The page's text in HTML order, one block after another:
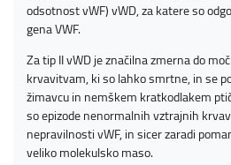
odsotnost vWF) vWD, za katere so
gena VWF.
Za tip II vWD je značilna zmerna do
krvavitvam, ki so lahko smrtne, in se
žimavcu in nemškem kratkodlakem
so epizode nenormalnih vztrajnih
nepravilnosti vWF, in sicer zaradi
veliko molekulsko maso.